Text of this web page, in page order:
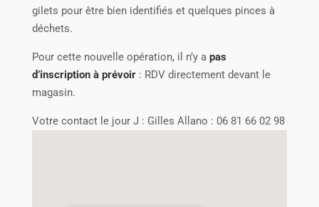
gilets pour être bien identifiés et quelques pinces à
déchets.
Pour cette nouvelle opération, il n’y a pas
d’inscription à prévoir: RDV directement devant le
magasin.
Votre contact le jour J : Gilles Allano : 06 81 66 02 98